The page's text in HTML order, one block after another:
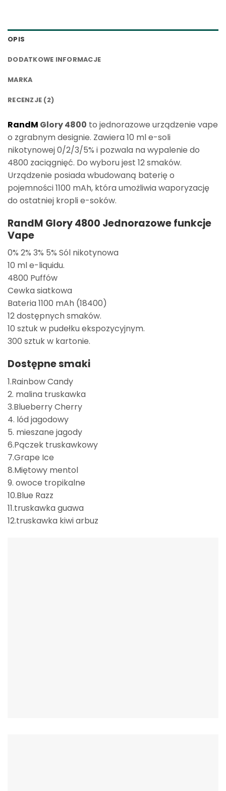
OPIS
DODATKOWE INFORMACJE
MARKA
RECENZJE (2)
RandM Glory 4800 to jednorazowe urządzenie vape
o zgrabnym designie. Zawiera 10 ml e-soli
nikotynowej 0/2/3/5% i pozwala na wypalenie do
4800 zaciągnięć. Do wyboru jest 12 smaków.
Urządzenie posiada wbudowaną baterię o
pojemności 1100 mAh, która umożliwia waporyzację
do ostatniej kropli e-soków.
RandM Glory 4800 Jednorazowe funkcje
Vape
0% 2% 3% 5% Sól nikotynowa
10 ml e-liquidu.
4800 Puffów
Cewka siatkowa
Bateria 1100 mAh (18400)
12 dostępnych smaków.
10 sztuk w pudełku ekspozycyjnym.
300 sztuk w kartonie.
Dostępne smaki
1.Rainbow Candy
2. malina truskawka
3.Blueberry Cherry
4. lód jagodowy
5. mieszane jagody
6.Pączek truskawkowy
7.Grape Ice
8.Miętowy mentol
9. owoce tropikalne
10.Blue Razz
11.truskawka guawa
12.truskawka kiwi arbuz